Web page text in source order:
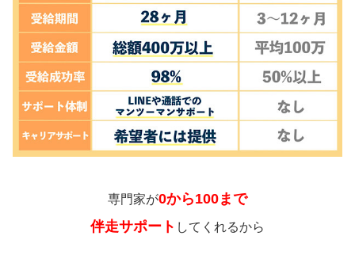
専門家が0から100まで
伴走サポート してくれるから